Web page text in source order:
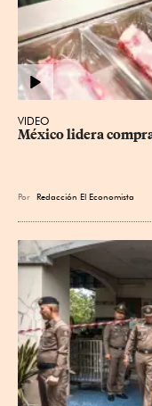
VIDEO
México lidera
Por Redacción El Economista